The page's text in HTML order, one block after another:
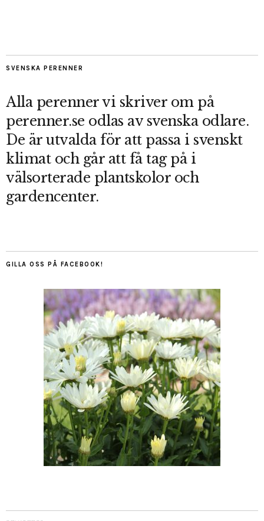
SVENSKA PERENNER
Alla perenner vi skriver om på
perenner.se odlas av svenska odlare.
De är utvalda för att passa i svenskt
klimat och går att få tag på i
välsorterade plantskolor och
gardencenter.
GILLA OSS PÅ FACEBOOK!